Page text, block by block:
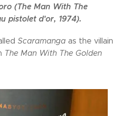
(The Man With The
pistolet d'or, 1974).
Scaramanga as the villain
The Man With The Golden